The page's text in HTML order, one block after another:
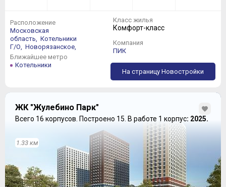
Расположение
Московская
область,
Котельники
Г/О,
Новорязанское,
Ближайшее метро
Котельники
Класс жилья
Комфорт-класс
Компания
ПИК
На страницу Новостройки
ЖК "Жулебино Парк"
Всего 16 корпусов. Построено 15. В работе 1 корпус: 2025.
1.33 км